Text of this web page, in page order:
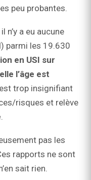
peu probantes.
n’y a eu aucune
parmi les 19.630
en USI sur
l’âge est
trop insignifiant
risques et relève
.
pas les
rapports ne sont
sait rien.